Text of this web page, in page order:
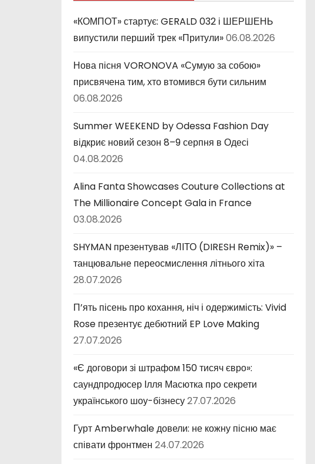
и
«КОМПОТ» стартує: GERALD 032 і ШЕРШЕНЬ
випустили перший трек «Притули»06.08.2026
Нова пісня VORONOVA «Сумую за собою»
присвячена тим, хто втомився бути сильним
06.08.2026
Summer WEEKEND by Odessa Fashion Day
відкриє новий сезон 8–9 серпня в Одесі
04.08.2026
Alina Fanta Showcases Couture Collections at
The Millionaire Concept Gala in France
03.08.2026
SHYMAN презентував «ЛІТО (DIRESH Remix)» –
танцювальне переосмислення літнього хіта
28.07.2026
П’ять пісень про кохання, ніч і одержимість: Vivid
Rose презентує дебютний EP Love Making
27.07.2026
«Є договори зі штрафом 150 тисяч євро»:
саундпродюсер Ілля Масютка про секрети
українського шоу-бізнесу27.07.2026
Гурт Amberwhale довели: не кожну пісню має
співати фронтмен 24.07.2026